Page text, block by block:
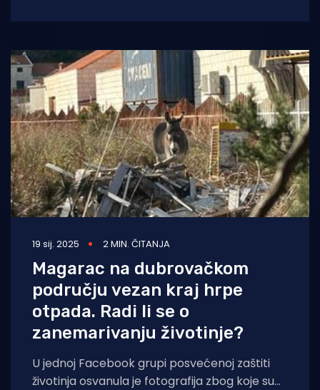
Stanovnici mjesta
19 sij. 2025 2 MIN. ČITANJA
Magarac na dubrovačkom
području vezan kraj hrpe
otpada. Radi li se o
zanemarivanju životinje?
U jednoj Facebook grupi posvećenoj zaštiti
životinja osvanula je fotografija zbog koje su